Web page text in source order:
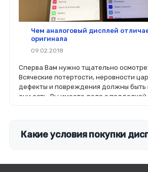
Чем аналоговый дисплей
оригинала
09.02.2018
Сперва Вам нужно тщательно
Всяческие потертости, неровности
дефекты и повреждения должны быть
они есть, Вы имеете дело с
Какие условия покупки